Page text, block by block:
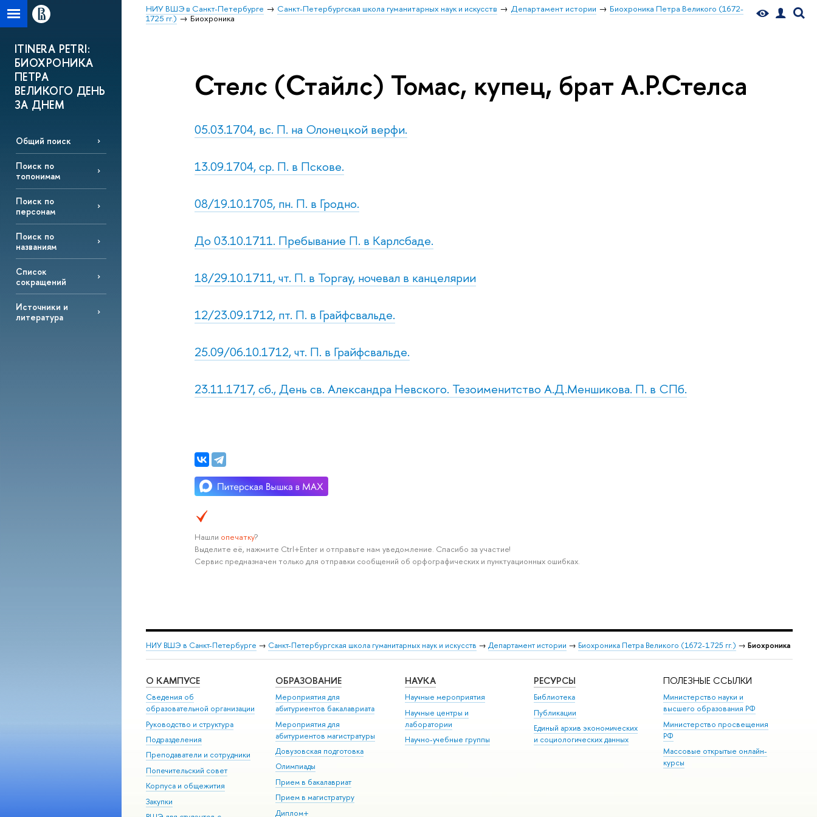
НИУ ВШЭ в Санкт-Петербурге Санкт-Петербургская школа гуманитарных наук и искусств Департамент истории
Биохроника Петра Великого (1672-
1725 гг.)
Биохроника
ITINERA PETRI:
БИОХРОНИКА
ПЕТРА
ВЕЛИКОГО ДЕНЬ
ЗА ДНЕМ
Общий поиск
Поиск по
топонимам
Поиск по
персонам
Поиск по
названиям
Список
сокращений
Источники и
литература
Стелс (Стайлс) Томас, купец, брат А.Р.Стелса
05.03.1704, вс. П. на Олонецкой верфи.
13.09.1704, ср. П. в Пскове.
08/19.10.1705, пн. П. в Гродно.
До 03.10.1711. Пребывание П. в Карлсбаде.
18/29.10.1711, чт. П. в Торгау, ночевал в канцелярии
12/23.09.1712, пт. П. в Грайфсвальде.
25.09/06.10.1712, чт. П. в Грайфсвальде.
23.11.1717, сб., День св. Александра Невского. Тезоименитство А.Д.Меншикова. П. в СПб.
Нашли опечатку?
Выделите её, нажмите Ctrl+Enter и отправьте нам уведомление. Спасибо за участие!
Сервис предназначен только для отправки сообщений об орфографических и пунктуационных ошибках.
НИУ ВШЭ в Санкт-Петербурге → Санкт-Петербургская школа гуманитарных наук и искусств → Департамент истории → Биохроника Петра Великого (1672-1725 гг.) → Биохроника
О КАМПУСЕ
Сведения об
образовательной организации
Руководство и структура
Подразделения
Преподаватели и сотрудники
Попечительский совет
Корпуса и общежития
Закупки
ОБРАЗОВАНИЕ
Мероприятия для
абитуриентов бакалавриата
Мероприятия для
абитуриентов магистратуры
Довузовская подготовка
Олимпиады
Прием в бакалавриат
Прием в магистратуру
Диплом+
НАУКА
Научные мероприятия
Научные центры и
лаборатории
Научно-учебные группы
РЕСУРСЫ
Библиотека
Публикации
Единый архив экономических
и социологических данных
ПОЛЕЗНЫЕ ССЫЛКИ
Министерство науки и
высшего образования РФ
Министерство просвещения
РФ
Массовые открытые онлайн-
курсы